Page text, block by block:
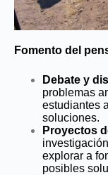
Fomento del
Debate y
problemas
estudiantes
soluciones.
Proyectos
explorar a
posibles